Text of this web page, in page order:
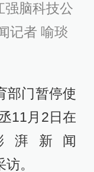
强脑科技公
记者 喻琰
部门暂停使
11月2日在
湃新闻
。